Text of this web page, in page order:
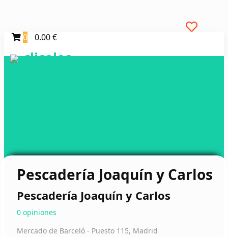
0 0.00 €
clicoleo
Pescadería Joaquín y Carlos
Pescadería Joaquín y Carlos
0 opiniones
Mercado de Barceló - Puesto 115, Madrid